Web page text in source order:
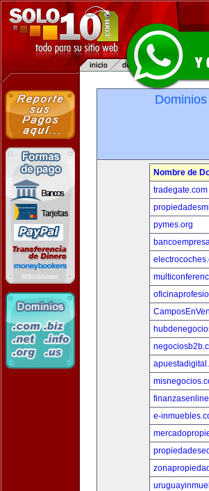
Nombre de
tradegate.com
pymes.org
e-